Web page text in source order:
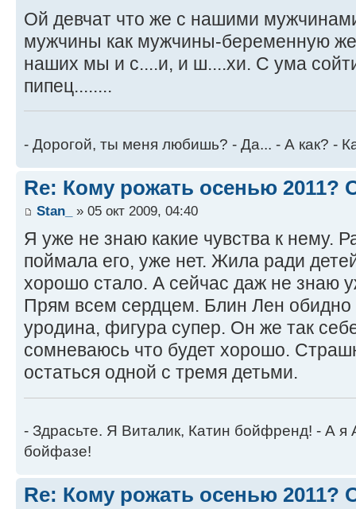
Ой девчат что же с нашими
мужчины как мужчины-беременную
наших мы и с....и, и ш....хи. С ума
пипец........
- Дорогой, ты меня любишь? - Да... - А как? -
Re: Кому рожать осенью 2011?
Stan_ » 05 окт 2009, 04:40
Я уже не знаю какие чувства к нему.
поймала его, уже нет. Жила ради
хорошо стало. А сейчас даж не знаю
Прям всем сердцем. Блин Лен обидно
уродина, фигура супер. Он же так
сомневаюсь что будет хорошо.
остаться одной с тремя детьми.
- Здрасьте. Я Виталик, Катин бойфренд! - А я
бойфазе!
Re: Кому рожать осенью 2011?